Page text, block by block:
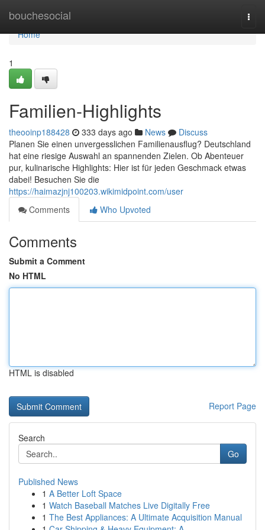
bouchesocial
Home
Home
1
Familien-Highlights
theooinp188428 333 days ago News
Discuss
Planen Sie einen unvergesslichen Familienausflug? Deutschland
hat eine riesige Auswahl an spannenden Zielen. Ob Abenteuer
pur, kulinarische Highlights: Hier ist für jeden Geschmack etwas
dabei! Besuchen Sie die
https://haimazjnj100203.wikimidpoint.com/user
Comments
Who Upvoted
Comments
Submit a Comment
No HTML
HTML is disabled
Report Page
Search
Go
Published News
1 A Better Loft Space
1 Watch Baseball Matches Live Digitally Free
1 The Best Appliances: A Ultimate Acquisition Manual